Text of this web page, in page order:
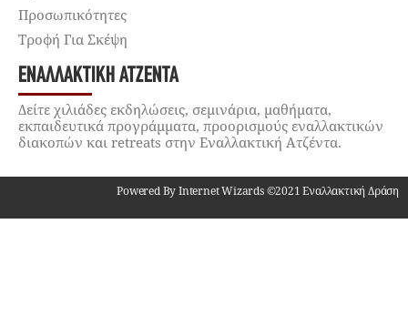
Προσωπικότητες
Τροφή Για Σκέψη
ΕΝΑΛΛΑΚΤΙΚΉ ΑΤΖΈΝΤΑ
Δείτε χιλιάδες εκδηλώσεις, σεμινάρια, μαθήματα,
εκπαιδευτικά προγράμματα, προορισμούς εναλλακτικών
διακοπών και retreats στην Εναλλακτική Ατζέντα.
Powered By Internet Wizards ©2021 Εναλλακτική Δράση